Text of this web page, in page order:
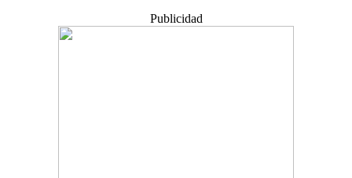
Publicidad